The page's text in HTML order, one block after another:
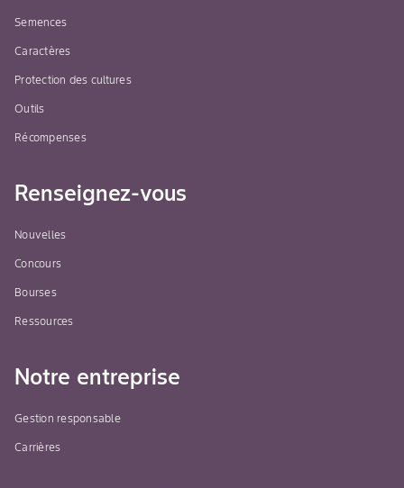
Semences
Caractères
Protection des cultures
Outils
Récompenses
Renseignez-vous
Nouvelles
Concours
Bourses
Ressources
Notre entreprise
Gestion responsable
Carrières